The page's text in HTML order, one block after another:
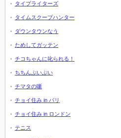
タイプライターズ
タイムスクープハンター
ダウンタウンなう
ためしてガッテン
チコちゃんに叱られる！
ちちんぷいぷい
チマタの噺
チョイ住み in パリ
チョイ住み in ロンドン
テニス